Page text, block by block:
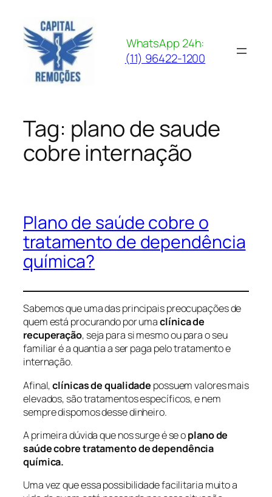
para
conteúdo
WhatsApp 24h:
(11) 96422-1200
Tag: plano de saude
cobre internação
Plano de saúde cobre o
tratamento de dependência
química?
Sabemos que uma das principais preocupações de
quem está procurando por umaclínica de
recuperação, seja para si mesmo ou para o seu
familiar é a quantia a ser paga pelo tratamento e
internação.
Afinal,clínicas de qualidade possuem valores mais
elevados, são tratamentos específicos, e nem
sempre dispomos desse dinheiro.
A primeira dúvida que nos surge é se oplano de
saúde cobre tratamento de dependência
química.
Uma vez que essa possibilidade facilitaria muito a